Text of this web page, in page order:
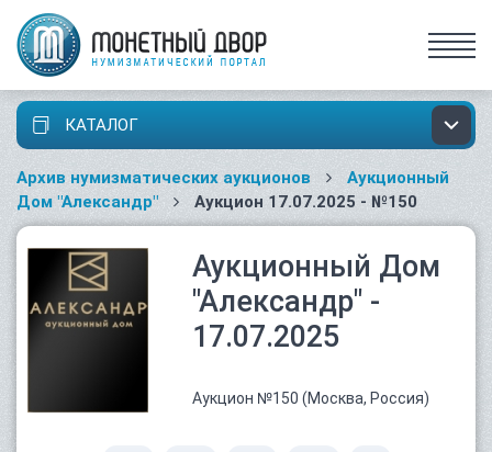
КАТАЛОГ
Архив нумизматических аукционов
Аукционный
Дом "Александр"
Аукцион 17.07.2025 - №150
Аукционный Дом
"Александр" -
17.07.2025
Аукцион №150 (Москва, Россия)